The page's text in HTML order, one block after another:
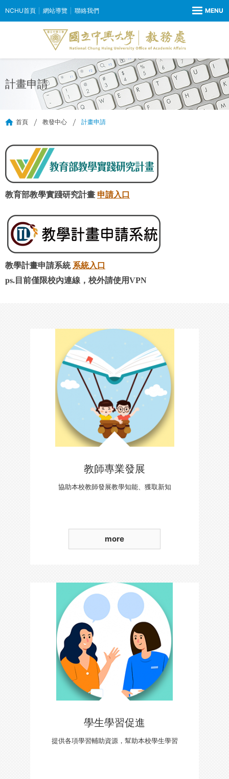
NCHU首頁 網站導覽 聯絡我們
計畫申請
首頁 教發中心 計畫申請
教育部教學實踐研究計畫 申請入口
教學計畫申請系統 系統入口
ps.目前僅限校內連線，校外請使用VPN
教師專業發展
協助本校教師發展教學知能、獲取新知
more
學生學習促進
提供各項學習輔助資源，幫助本校學生學習